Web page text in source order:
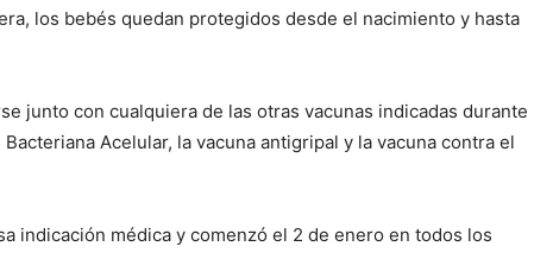
los bebés quedan protegidos desde el nacimiento y hasta
junto con cualquiera de las otras vacunas indicadas durante
Acelular, la vacuna antigripal y la vacuna contra el
indicación médica y comenzó el 2 de enero en todos los